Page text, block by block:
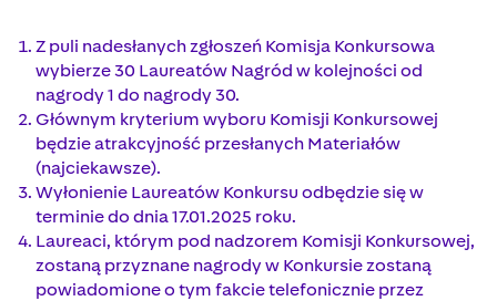
Z puli nadesłanych zgłoszeń Komisja Konkursowa
wybierze 30 Laureatów Nagród w kolejności od
nagrody 1 do nagrody 30.
Głównym kryterium wyboru Komisji Konkursowej
będzie atrakcyjność przesłanych Materiałów
(najciekawsze).
Wyłonienie Laureatów Konkursu odbędzie się w
terminie do dnia 17.01.2025 roku.
Laureaci, którym pod nadzorem Komisji Konkursowej,
zostaną przyznane nagrody w Konkursie zostaną
powiadomione o tym fakcie telefonicznie przez